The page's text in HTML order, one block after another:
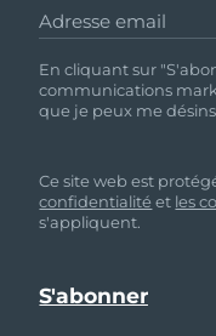
Adresse email
En cliquant sur
communications
que je peux me
Ce site web est
confidentialité et les
s'appliquent.